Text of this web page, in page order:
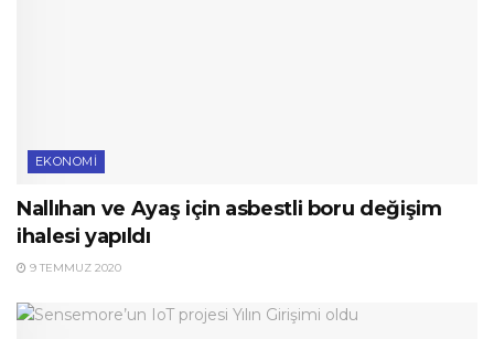
EKONOMI
Nallıhan ve Ayaş için asbestli boru değişim
ihalesi yapıldı
9 TEMMUZ 2020